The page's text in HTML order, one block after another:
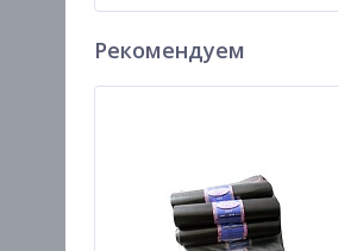
Рекомендуем